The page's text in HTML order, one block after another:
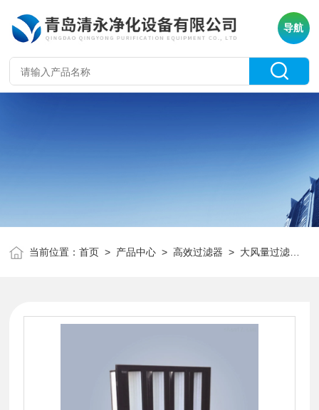
导航
当前位置：首页 > 产品中心 >高效过滤器 > 大风量过滤器